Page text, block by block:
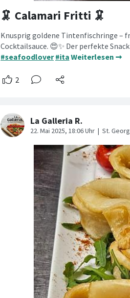
🦑 Calamari Fritti 🦑
Knusprig goldene Tintenfischringe –
Cocktailsauce. 😍✨ Der perfekte
#seafoodlover #ita Weiterlesen ➞